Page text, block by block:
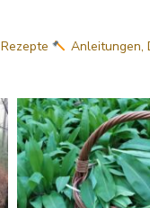
Rezepte Anleitungen,